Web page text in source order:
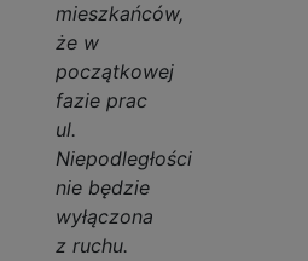
mieszkańców,
że w
początkowej
fazie prac
ul.
Niepodległości
nie będzie
wyłączona
z ruchu.